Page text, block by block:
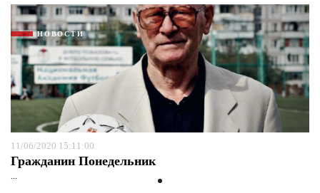
НОВОСТИ
11/06/2020 15:11:00
Гражданин Понедельник
...